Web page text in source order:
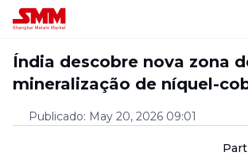
Índia descobre nova zona
mineralização de níquel-
Publicado: May 20, 2026 09:01